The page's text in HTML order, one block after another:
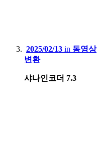
2025/02/13 in 동영상
변환
샤나인코더 7.3